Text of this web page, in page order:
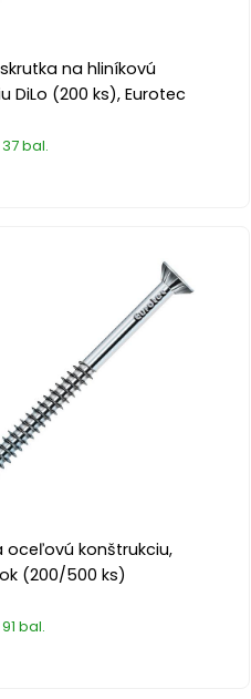
na hliníkovú
DiLo (200 ks), Eurotec
bal.
oceľovú konštrukciu,
(200/500 ks)
bal.